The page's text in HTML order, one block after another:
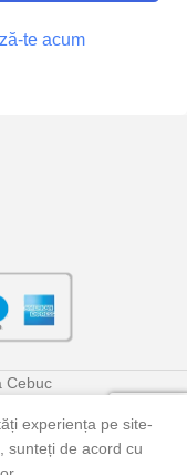
te acum
Cebuc
experiența pe site-
sunteți de acord cu